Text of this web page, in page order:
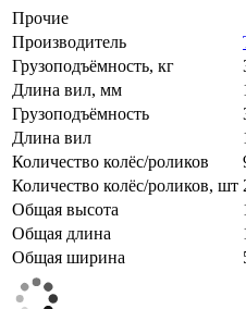
Прочие
Производитель
Грузоподъёмность, кг
Длина вил, мм
Грузоподъёмность
Длина вил
Количество колёс/роликов
Количество колёс/роликов, шт
Общая высота
Общая длина
Общая ширина